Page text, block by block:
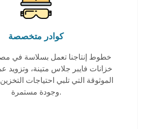
كوادر متخصصة
خطوط إنتاجنا تعمل بسلاسة في
خزانات فايبر جلاس متينة، وتزويد
الموثوقة التي تلبي احتياجات
وجودة مستمرة.